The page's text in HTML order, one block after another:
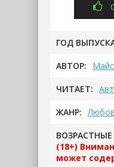
0
ГОД
АВТОР:
ЧИТАЕТ:
ЖАНР:
(18+)
может